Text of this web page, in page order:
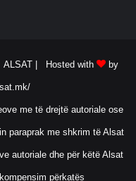
ALSAT | Hosted with by
me të drejtë autoriale ose
paraprak me shkrim të Alsat
autoriale dhe për këtë Alsat
përkatës